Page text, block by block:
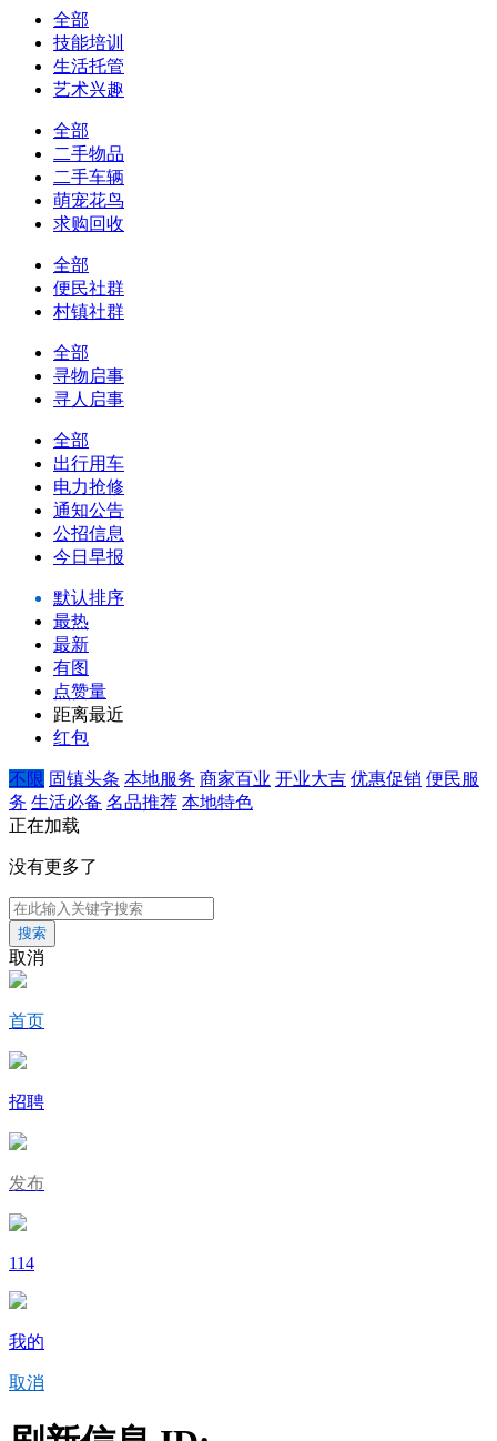
全部
技能培训
生活托管
艺术兴趣
全部
二手物品
二手车辆
萌宠花鸟
求购回收
全部
便民社群
村镇社群
全部
寻物启事
寻人启事
全部
出行用车
电力抢修
通知公告
公招信息
今日早报
默认排序
最热
最新
有图
点赞量
距离最近
红包
不限 固镇头条 本地服务 商家百业 开业大吉 优惠促销 便民服
务 生活必备 名品推荐 本地特色
正在加载
没有更多了
搜索
取消
首页
招聘
发布
114
我的
取消